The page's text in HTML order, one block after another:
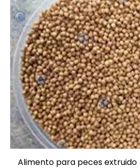
Alimento para peces extruido